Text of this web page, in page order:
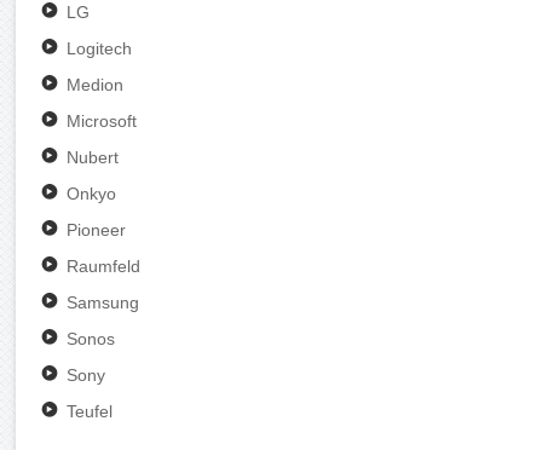
LG
Logitech
Medion
Microsoft
Nubert
Onkyo
Pioneer
Raumfeld
Samsung
Sonos
Sony
Teufel